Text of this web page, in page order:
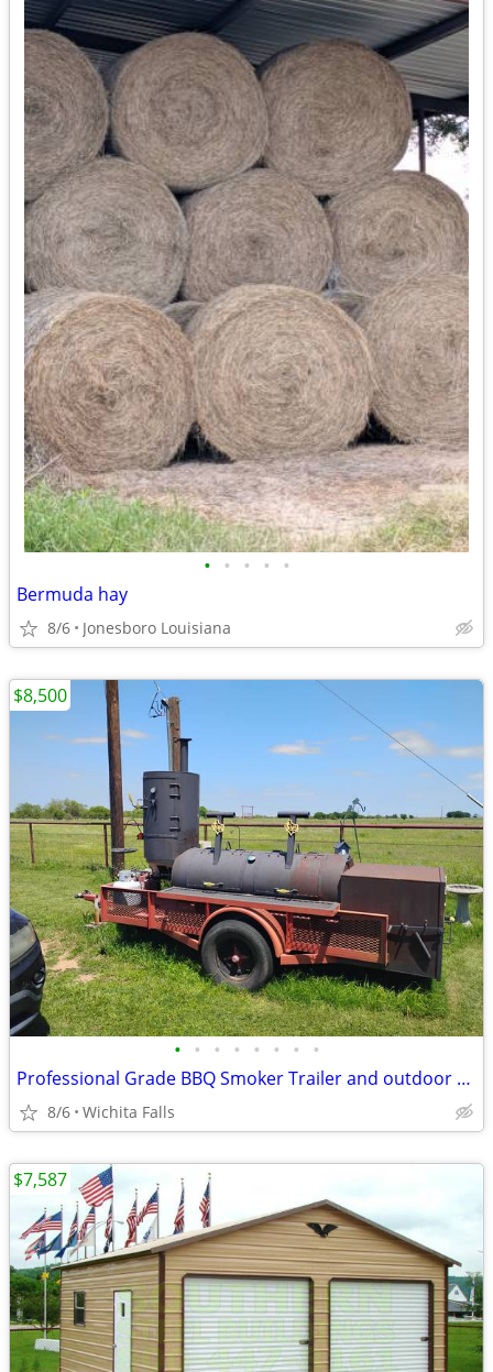
• • • • •
Bermuda hay
8/6 Jonesboro Louisiana
• • • • • • • •
Professional Grade BBQ Smoker Trailer and outdoor kitchen
8/6 Wichita Falls
$8,500
$7,587